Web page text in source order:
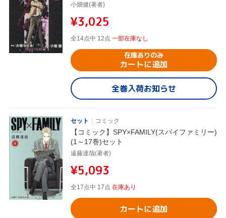
小畑健(著者)
¥3,025
全14点中 12点 一部在庫なし
在庫ありのみ
カートに追加
全巻入荷お知らせ
セット コミック
【コミック】SPY×FAMILY(スパイファミリー)
(1～17巻)セット
遠藤達哉(著者)
¥5,093
全17点中 17点 在庫あり
カートに追加